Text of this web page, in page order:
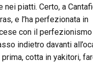
nei piatti. Certo, a
e l’ha perfezionata in
con il perfezionismo
indietro davanti
cotta in yakitori,